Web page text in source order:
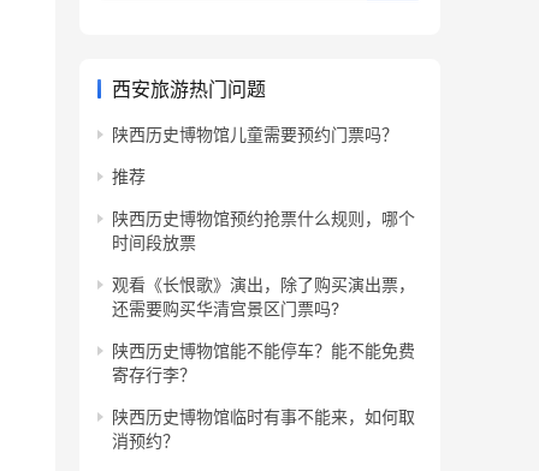
西安旅游热门问题
陕西历史博物馆儿童需要预约门票吗？
推荐
陕西历史博物馆预约抢票什么规则，哪个
时间段放票
观看《长恨歌》演出，除了购买演出票，
还需要购买华清宫景区门票吗?
陕西历史博物馆能不能停车？能不能免费
寄存行李？
陕西历史博物馆临时有事不能来，如何取
消预约？